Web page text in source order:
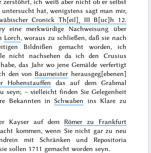
zerstöhrt, ich weiß aber nicht ob er selbst
untersucht hat, wenigstens sagt man mir,
Cronick Th[eil]˖ III B[uc]h 12.
eine merkwürdige Nachweisung über
Lorch, woraus zu schließen, daß sie nach
Bildnißen gemacht worden, ich
nicht nachsehen da ich den Crusius
das Jahr wo jene Gemälde verfertigt
den von Baumeister herausgeg[ebenen]
Hohenstauffen das auf dem Grabmal
seyn; – vielleicht finden Sie Gelegenheit
Bekannten inSchwaben ins Klare zu
Kayser auf dem Römer zu Frankfurt
kommen, wenn Sie nicht gar zu neu
mit Schränken und Repositoria
sollen 1711 gemacht worden seyn.